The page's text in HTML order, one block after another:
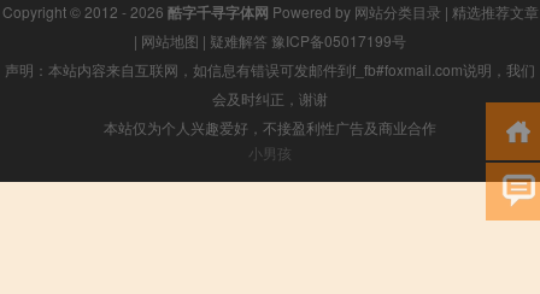
Copyright © 2012 - 2026 酷字千寻字体网 Powered by 网站分类目录 | 精选推荐文章
| 网站地图 | 疑难解答 豫ICP备05017199号
声明：本站内容来自互联网，如信息有错误可发邮件到f_fb#foxmail.com说明，我们
会及时纠正，谢谢
本站仅为个人兴趣爱好，不接盈利性广告及商业合作
小男孩